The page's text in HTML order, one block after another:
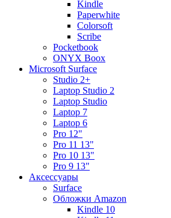
Kindle
Paperwhite
Colorsoft
Scribe
Pocketbook
ONYX Boox
Microsoft Surface
Studio 2+
Laptop Studio 2
Laptop Studio
Laptop 7
Laptop 6
Pro 12"
Pro 11 13"
Pro 10 13"
Pro 9 13"
Аксессуары
Surface
Обложки Amazon
Kindle 10